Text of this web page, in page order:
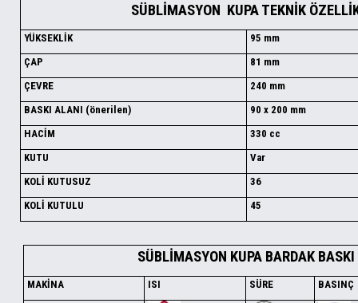
SÜBLİMASYON KUPA TEKNİK
YÜKSEKLİK
95 mm
ÇAP
81 mm
ÇEVRE
240 mm
BASKI ALANI (önerilen)
90 x 200 mm
HACİM
330 cc
KUTU
Var
KOLİ KUTUSUZ
36
KOLİ KUTULU
45
SÜBLİMASYON KUPA BARDAK
MAKİNA ISI SÜRE BASINÇ